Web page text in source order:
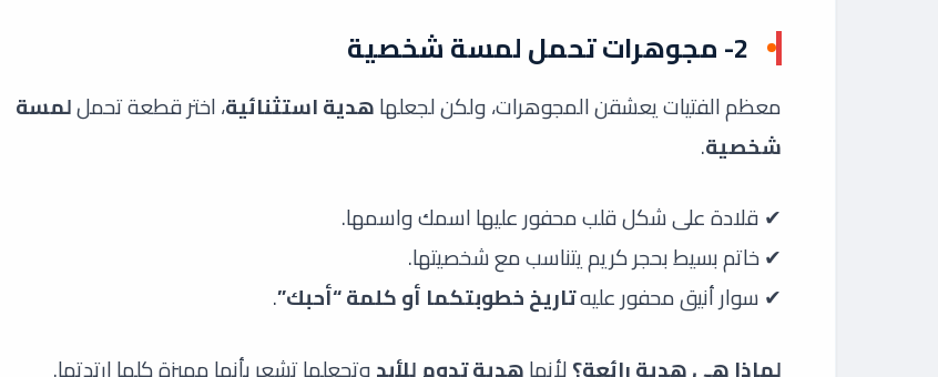
2- مجوهرات تحمل لمسة شخصية
معظم الفتيات يعشقن المجوهرات، ولكن لجعلهاهدية استثنائية، اختر قطعة تحمللمسة
شخصية.
✔ قلادة على شكل قلب محفور عليها اسمك واسمها.
✔ خاتم بسيط بحجر كريم يتناسب مع شخصيتها.
✔ سوار أنيق محفور عليهتاريخ خطوبتكما أو كلمة “أحبك”.